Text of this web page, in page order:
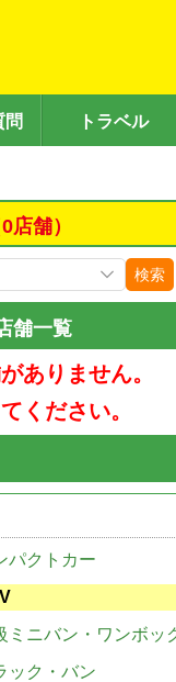
問 トラベル
舗）
検索
舗一覧
ありません。
ください。
パクトカー
ミニバン・ワンボッ
ック・バン